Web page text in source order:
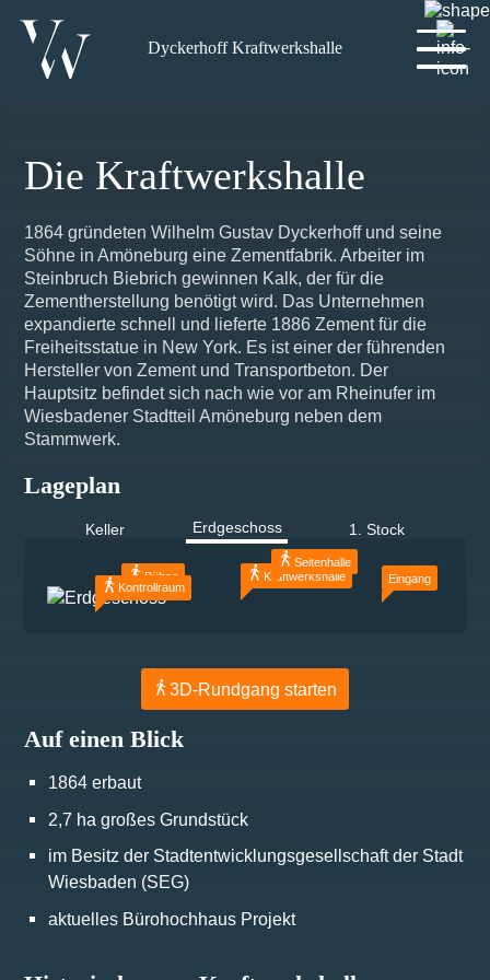
Dyckerhoff Kraftwerkshalle
Die Kraftwerkshalle
1864 gründeten Wilhelm Gustav Dyckerhoff und seine
Söhne in Amöneburg eine Zementfabrik. Arbeiter im
Steinbruch Biebrich gewinnen Kalk, der für die
Zementherstellung benötigt wird. Das Unternehmen
expandierte schnell und lieferte 1886 Zement für die
Freiheitsstatue in New York. Es ist einer der führenden
Hersteller von Zement und Transportbeton. Der
Hauptsitz befindet sich nach wie vor am Rheinufer im
Wiesbadener Stadtteil Amöneburg neben dem
Stammwerk.
Lageplan
Keller Erdgeschoss 1. Stock
Eingang
Kraftwerkshalle
Seitenhalle
Bühne
Kontrollraum
3D-Rundgang starten
Auf einen Blick
1864 erbaut
2,7 ha großes Grundstück
im Besitz der Stadtentwicklungsgesellschaft der Stadt
Wiesbaden (SEG)
aktuelles Bürohochhaus Projekt